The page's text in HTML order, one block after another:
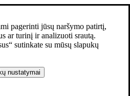
pagerinti jūsų naršymo patirtį,
ar turinį ir analizuoti srautą.
sutinkate su mūsų slapukų
nustatymai